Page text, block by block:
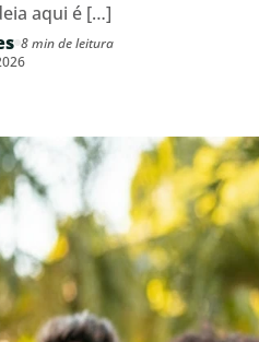
aqui é […]
8 min de leitura